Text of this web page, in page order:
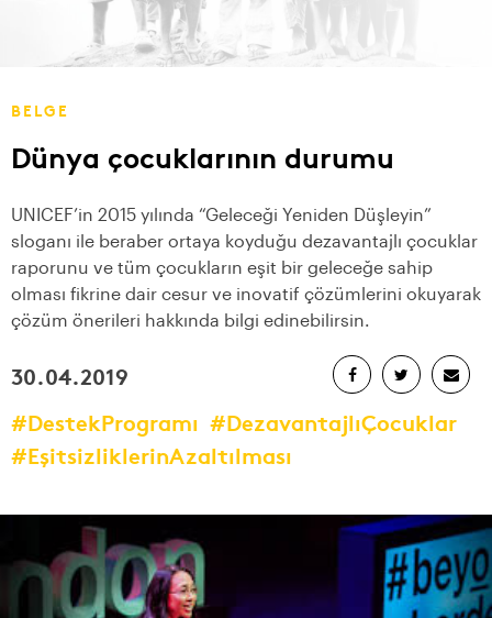
BELGE
Dünya çocuklarının durumu
UNICEF’in 2015 yılında “Geleceği Yeniden Düşleyin”
sloganı ile beraber ortaya koyduğu dezavantajlı çocuklar
raporunu ve tüm çocukların eşit bir geleceğe sahip
olması fikrine dair cesur ve inovatif çözümlerini okuyarak
çözüm önerileri hakkında bilgi edinebilirsin.
30.04.2019
#DestekProgramı #DezavantajlıÇocuklar
#EşitsizliklerinAzaltılması